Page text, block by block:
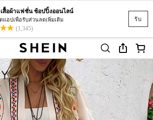
รับ
เสื้อผ้าแฟชั่น ช้อปปิ้งออนไลน์
แอปเพื่อรับส่วนลดเพิ่มเติม
(1,345)